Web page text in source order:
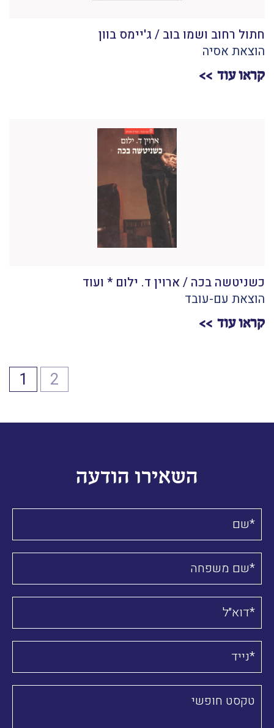
חתול רחוב ושמו בוב / ג'יימס בוון
הוצאת אסיה
קראו עוד
כשניטשה בכה / ארוין ד. ילום * ועוד
הוצאת עם-עובד
קראו עוד
1 2
השאירו הודעה